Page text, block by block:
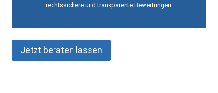
rechtssichere und transparente Bewertungen.
Jetzt beraten lassen